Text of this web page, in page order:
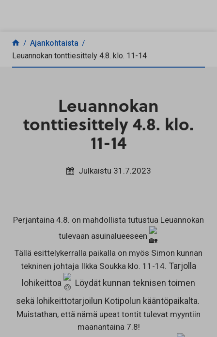
Siirry sisältöön
Ajankohtaista
Leuannokan tonttiesittely 4.8. klo. 11-14
Leuannokan
tonttiesittely 4.8. klo.
11-14
Julkaistu 31.7.2023
Perjantaina 4.8. on mahdollista tutustua Leuannokan
tulevaan asuinalueeseen
Tällä esittelykerralla paikalla on myös Simon kunnan
tekninen johtaja Ilkka Soukka klo. 11-14. Tarjolla
lohikeittoa
Löydät kunnan teknisen toimen
sekä lohikeittotarjoilun Kotipolun kääntöpaikalta.
Muistathan, että nämä upeat tontit tulevat myyntiin
maanantaina 7.8!